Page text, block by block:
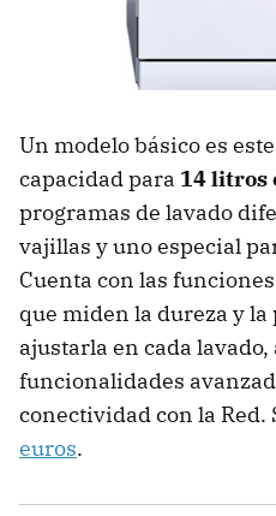
Un modelo básico es este
capacidad para 14 litros
programas de lavado
vajillas y uno especial
Cuenta con las
que miden la dureza y
ajustarla en cada
funcionalidades
conectividad con la Red.
euros.